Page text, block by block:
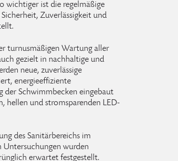
wichtiger ist die regelmäßige
Zuverlässigkeit und
turnusmäßigen Wartung aller
gezielt in nachhaltige und
neue, zuverlässige
energieeffiziente
der Schwimmbecken eingebaut
hellen und stromsparenden LED-
des Sanitärbereichs im
Untersuchungen wurden
erwartet festgestellt.